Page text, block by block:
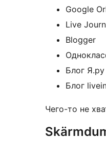
Google
Live
Blogger
Блог Я.ру
Блог
Чего-то не